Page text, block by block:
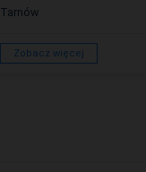
Tarnów
Zobacz więcej